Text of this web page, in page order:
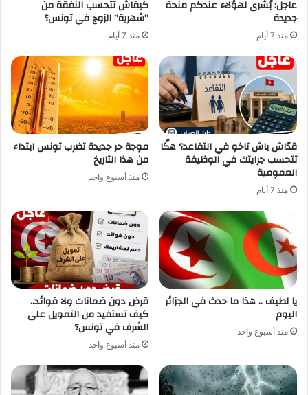
عاجل: بُشرى لهؤلاء عندكم منحة
جديدة
منذ 7 أيام
كيفاش تتحسب النفقة من
”شهرية” الزوج في تونس؟
منذ 7 أيام
قدّاش باش تاخو في التقاعد؟ هكّا
تتحسب جرايتك في الوظيفة
العمومية
منذ 7 أيام
موجة حر جديدة تضرب تونس ابتداء
من هذا التاريخ
منذ أسبوع واحد
يا لطيف .. هذا ما حدث في الجزائر
اليوم
منذ أسبوع واحد
قرض دون ضمانات ولا فوائد..
كيف تستفيد من التمويل على
الشرف في تونس؟
منذ أسبوع واحد